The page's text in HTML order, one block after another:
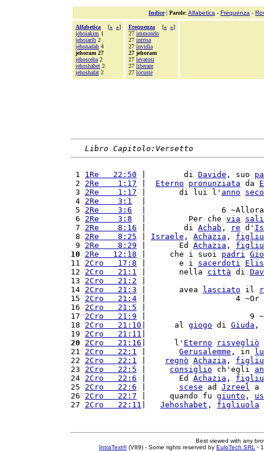
Indice| Parole: Alfabetica - Frequenza -
Alfabetica [« »]
jehoiakim 1
jehoiarib 2
jehonadab 4
jehoram 27
jehosceba 2
jehoshabet 2
jehoshafat 2
Frequenza [« »]
27 immondo
27 intrisa
27 invidia
27 jehoram
27 levatosi
27 liberare
27 locuste
Libro Capitolo:Versetto
1 1Re   22:50 |        di Davide , suo
2 2Re    1:17 Eterno pronunziata da
3 2Re    1:17 |       di lui l' anno
4 2Re    3:1
5 2Re    3:6
|                6
6 2Re    3:8
  |         Per che
via
7 2Re    8:16 |        di Achab , re d'
8 2Re    8:25 Israele , Achazia ,
9 2Re    8:29 |       Ed Achazia ,
10
2Re   12:18 |     che i suoi padri
11 2Cro   17:8 |       e i sacerdoti
12 2Cro   21:1 |       nella città di
13 2Cro   21:2
14 2Cro   21:3 |       avea lasciato il
15 2Cro   21:4 |                   4 ~Or
16 2Cro   21:5
17 2Cro   21:9 |                      9
18 2Cro   21:10 |      al giogo di Giuda ,
19 2Cro   21:11
20
2Cro   21:16 |      l' Eterno risvegliò
21 2Cro   22:1 Gerusalemme , in
22 2Cro   22:1 regnò Achazia ,
23 2Cro   22:5 consiglio ch'egli
24 2Cro   22:6 |       Ed Achazia ,
25 2Cro   22:6 scese ad Jzreel a
26 2Cro   22:7 |     quando fu giunto ,
27 2Cro   22:11 Jehoshabet , figliuola
Best viewed with any
IntraText®(V89) - Some rights reserved by EuloTech SRL -